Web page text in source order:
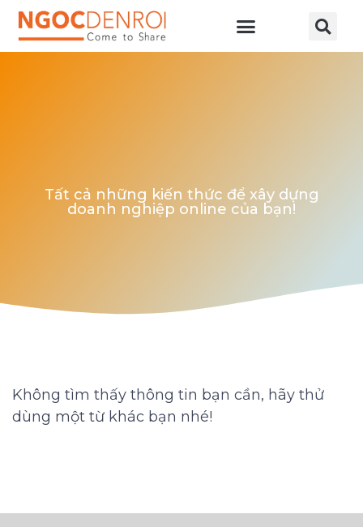
Tất cả những kiến thức để xây dựng
doanh nghiệp online của bạn!
Không tìm thấy thông tin bạn cần, hãy thử
dùng một từ khác bạn nhé!